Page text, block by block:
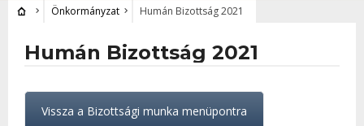
Önkormányzat Humán Bizottság 2021
Humán Bizottság 2021
Vissza a Bizottsági munka menüpontra